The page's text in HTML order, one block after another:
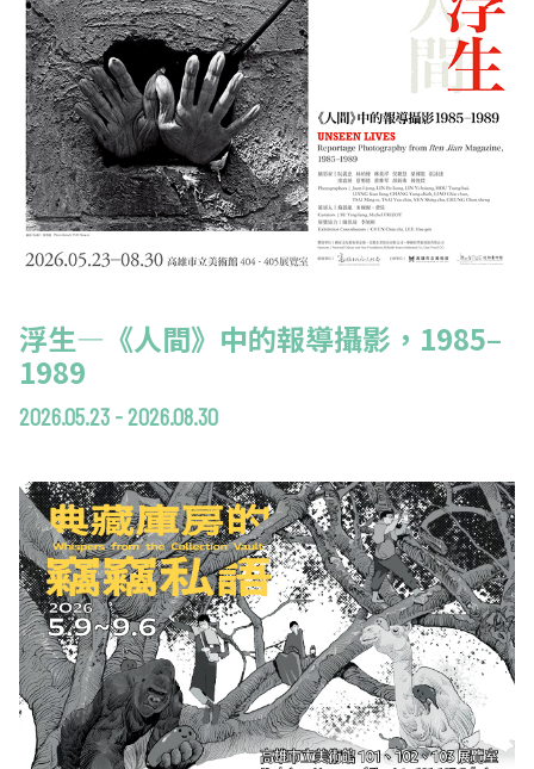
浮生—《人間》中的報導攝影，1985–
1989
2026.05.23 - 2026.08.30